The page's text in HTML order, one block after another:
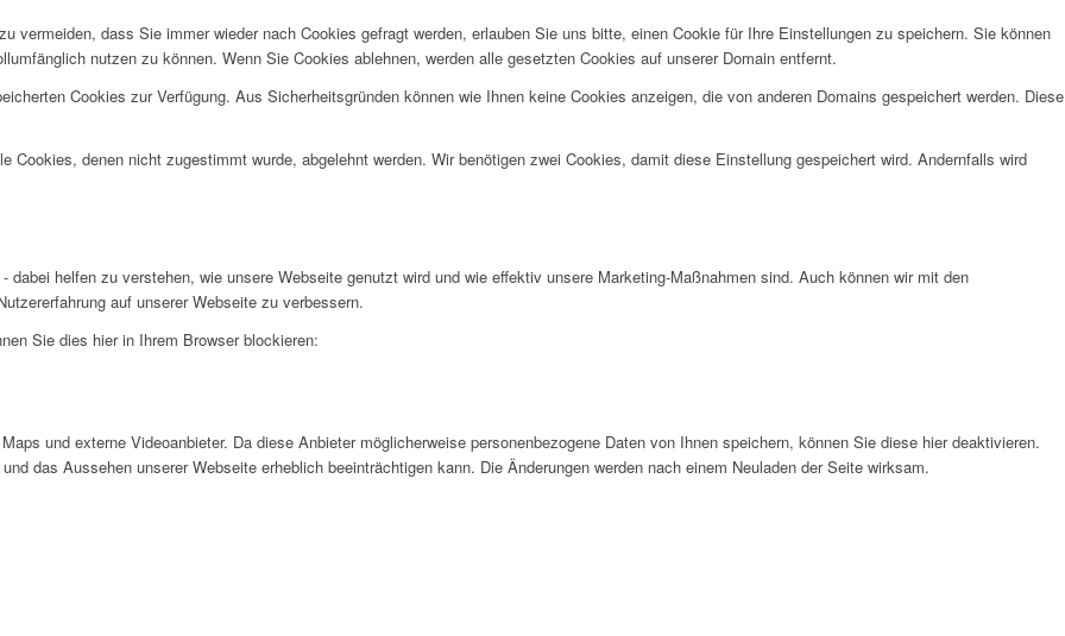
vermeiden, dass Sie immer wieder nach Cookies gefragt werden, erlauben Sie uns bitte, einen Cookie für Ihre Einstellungen zu speichern. Sie können
nutzen zu können. Wenn Sie Cookies ablehnen, werden alle gesetzten Cookies auf unserer Domain entfernt.
Cookies zur Verfügung. Aus Sicherheitsgründen können wie Ihnen keine Cookies anzeigen, die von anderen Domains gespeichert werden. Diese
Cookies, denen nicht zugestimmt wurde, abgelehnt werden. Wir benötigen zwei Cookies, damit diese Einstellung gespeichert wird. Andernfalls wird
helfen zu verstehen, wie unsere Webseite genutzt wird und wie effektiv unsere Marketing-Maßnahmen sind. Auch können wir mit den
auf unserer Webseite zu verbessern.
Sie dies hier in Ihrem Browser blockieren:
und externe Videoanbieter. Da diese Anbieter möglicherweise personenbezogene Daten von Ihnen speichern, können Sie diese hier deaktivieren.
das Aussehen unserer Webseite erheblich beeinträchtigen kann. Die Änderungen werden nach einem Neuladen der Seite wirksam.